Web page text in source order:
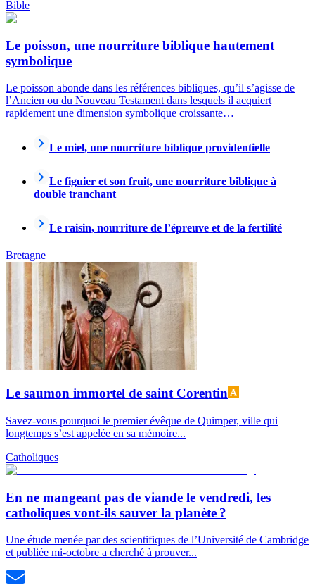
Bible
Le poisson, une nourriture biblique hautement
symbolique
Le poisson abonde dans les références bibliques, qu’il s’agisse de
l’Ancien ou du Nouveau Testament dans lesquels il acquiert
rapidement une dimension symbolique croissante…
Le miel, une nourriture biblique providentielle
Le figuier et son fruit, une nourriture biblique à
double tranchant
Le raisin, nourriture de l’épreuve et de la fertilité
Bretagne
Le saumon immortel de saint Corentin
Savez-vous pourquoi le premier évêque de Quimper, ville qui
longtemps s’est appelée en sa mémoire...
Catholiques
En ne mangeant pas de viande le vendredi, les
catholiques vont-ils sauver la planète ?
Une étude menée par des scientifiques de l’Université de Cambridge
et publiée mi-octobre a cherché à prouver...